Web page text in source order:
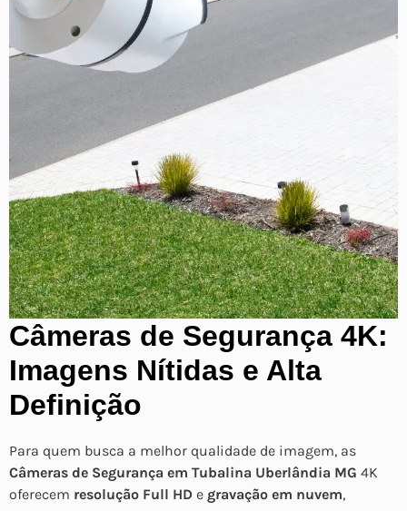
Câmeras de Segurança 4K:
Imagens Nítidas e Alta
Definição
Para quem busca a melhor qualidade de imagem, as
Câmeras de Segurança em Tubalina Uberlândia MG 4K
oferecem resolução Full HD e gravação em nuvem,